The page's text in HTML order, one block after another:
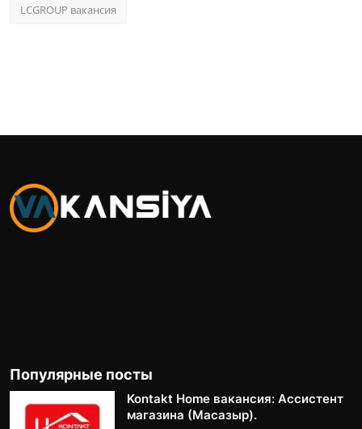
LCGROUP вакансия
Популярные посты
Kontakt Home вакансия: Ассистент
магазина (Масазыр).